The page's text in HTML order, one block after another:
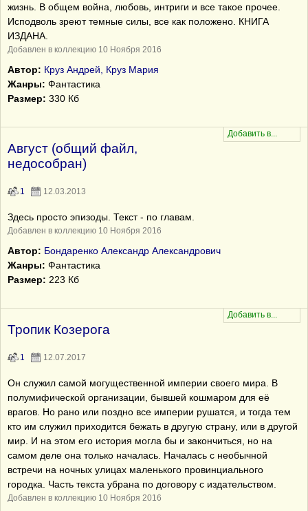
жизнь. В общем война, любовь, интриги и все такое прочее.
Исподволь зреют темные силы, все как положено. КНИГА
ИЗДАНА.
Добавлен в коллекцию 10 Ноября 2016
Автор: Круз Андрей, Круз Мария
Жанры: Фантастика
Размер: 330 Кб
Август (общий файл,
недособран)
1 12.03.2013
Здесь просто эпизоды. Текст - по главам.
Добавлен в коллекцию 10 Ноября 2016
Автор: Бондаренко Александр Александрович
Жанры: Фантастика
Размер: 223 Кб
Тропик Козерога
1 12.07.2017
Он служил самой могущественной империи своего мира. В
полумифической организации, бывшей кошмаром для её
врагов. Но рано или поздно все империи рушатся, и тогда тем
кто им служил приходится бежать в другую страну, или в другой
мир. И на этом его история могла бы и закончиться, но на
самом деле она только началась. Началась с необычной
встречи на ночных улицах маленького провинциального
городка. Часть текста убрана по договору с издательством.
Добавлен в коллекцию 10 Ноября 2016